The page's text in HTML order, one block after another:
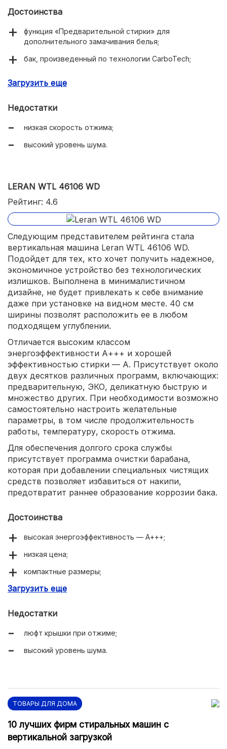
Достоинства
функция «Предварительной стирки» для
дополнительного замачивания белья;
бак, произведенный по технологии CarboTech;
вибрации;
снижающий потребление воды;
компактные размеры.
Загрузить еще
Недостатки
низкая скорость отжима;
высокий уровень шума.
LERAN WTL 46106 WD
Рейтинг: 4.6
Следующим представителем рейтинга стала
вертикальная машина Leran WTL 46106 WD.
Подойдет для тех, кто хочет получить надежное,
экономичное устройство без технологических
излишков. Выполнена в минималистичном
дизайне, не будет привлекать к себе внимание
даже при установке на видном месте. 40 см
ширины позволят расположить ее в любом
подходящем углублении.
Отличается высоким классом
энергоэффективности А+++ и хорошей
эффективностью стирки — А. Присутствует около
двух десятков различных программ, включающих:
предварительную, ЭКО, деликатную быструю и
множество других. При необходимости возможно
самостоятельно настроить желательные
параметры, в том числе продолжительность
работы, температуру, скорость отжима.
Для обеспечения долгого срока службы
присутствует программа очистки барабана,
которая при добавлении специальных чистящих
средств позволяет избавиться от накипи,
предотвратит раннее образование коррозии бака.
Достоинства
высокая энергоэффективность — А+++;
низкая цена;
компактные размеры;
большая вместительность.
Загрузить еще
Недостатки
люфт крышки при отжиме;
высокий уровень шума.
ТОВАРЫ ДЛЯ ДОМА
10 лучших фирм стиральных машин с
вертикальной загрузкой